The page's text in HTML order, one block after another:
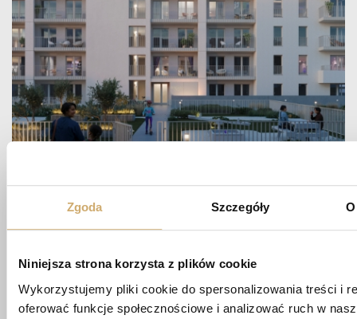
Zgoda Szczegóły
Niniejsza strona korzysta z plików cookie
Wykorzystujemy pliki cookie do spersonalizowania treści i
oferować funkcje społecznościowe i analizować ruch w
O MIESZKANIE
biuro@apartamentypoligonowa.pl